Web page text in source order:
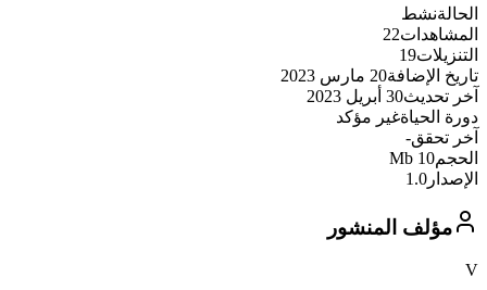
الحالةنشط
المشاهدات22
التنزيلات19
تاريخ الإضافة20 مارس 2023
آخر تحديث30 أبريل 2023
دورة الحياةغير مؤكد
آخر تحقق-
الحجم10 Mb
الإصدار 1.0
مؤلف المنشور
V